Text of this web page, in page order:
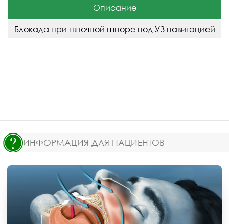
Описание
Блокада при пяточной шпоре под УЗ навигацией
ИНФОРМАЦИЯ ДЛЯ ПАЦИЕНТОВ